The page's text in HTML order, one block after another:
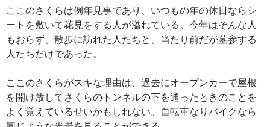
ここのさくらは例年見事であり、いつもの年の休日ならシ
ートを敷いて花見をする人が溢れている。今年はそんな人
もおらず、散歩に訪れた人たちと、当たり前だが墓参する
人たちだけであった。
ここのさくらがスキな理由は、過去にオープンカーで屋根
を開け放してさくらのトンネルの下を通ったときのことを
よく覚えているせいかもしれない。自転車なりバイクなら